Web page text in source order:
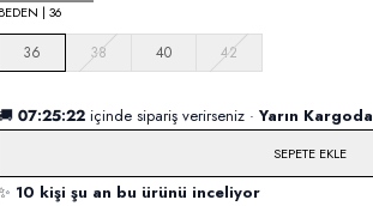
BEDEN | 36
36 38 40 42
07:25:21 içinde sipariş verirseniz · Yarın Kargoda
SEPETE EKLE
10 kişi şu an bu ürünü inceliyor